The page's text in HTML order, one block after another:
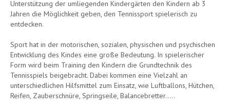
Unterstützung der umliegenden Kindergärten den Kindern ab 3
Jahren die Möglichkeit geben, den Tennissport spielerisch zu
entdecken.
Sport hat in der motorischen, sozialen, physischen und psychischen
Entwicklung des Kindes eine große Bedeutung. In spielerischer
Form wird beim Training den Kindern die Grundtechnik des
Tennisspiels beigebracht. Dabei kommen eine Vielzahl an
unterschiedlichen Hilfsmittel zum Einsatz, wie Luftballons, Hütchen,
Reifen, Zauberschnüre, Springseile, Balancebretter…..